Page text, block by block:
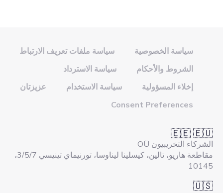
سياسة الخصوصية
سياسة ملفات تعريف الارتباط
الشروط والأحكام
سياسة الاسترداد
إخلاء المسؤولية
سياسة الاستخدام
عزيزتان
Consent Preferences
🇪🇪 🇪🇺
الشركاء التخريبيون OÜ
مقاطعة هاريو، تالين، كيسلينا ليناوسا، تورنيماي تينيسي 3/5/7،
10145
🇺🇸